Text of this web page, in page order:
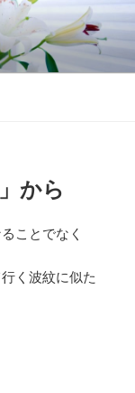
から
ことでなく
く波紋に似た